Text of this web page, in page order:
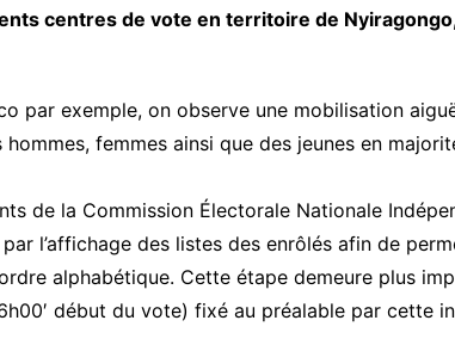
centres de vote en territoire de
par exemple, on observe une mobilisation
femmes ainsi que des jeunes en
de la Commission Électorale Nationale
l’affichage des listes des enrôlés afin de
alphabétique. Cette étape demeure plus
début du vote) fixé au préalable par cette